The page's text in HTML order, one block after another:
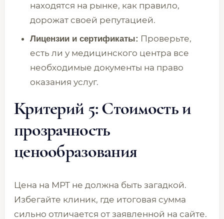
находятся на рынке, как правило,
дорожат своей репутацией.
Лицензии и сертификаты: Проверьте,
есть ли у медицинского центра все
необходимые документы на право
оказания услуг.
Критерий 5: Стоимость и
прозрачность
ценообразования
Цена на МРТ не должна быть загадкой.
Избегайте клиник, где итоговая сумма
сильно отличается от заявленной на сайте.